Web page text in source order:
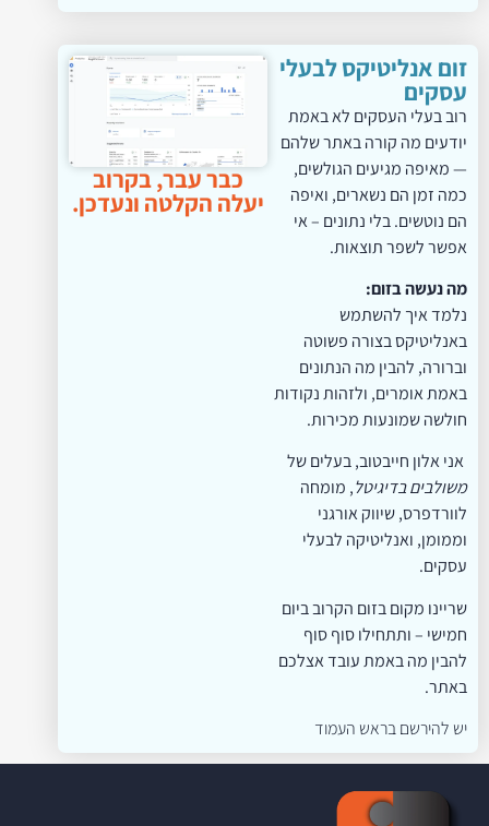
זום אנליטיקס לבעלי
עסקים
רוב בעלי העסקים לא באמת
יודעים מה קורה באתר שלהם
— מאיפה מגיעים הגולשים,
כמה זמן הם נשארים, ואיפה
הם נוטשים. בלי נתונים – אי
אפשר לשפר תוצאות.
מה נעשה בזום:
נלמד איך להשתמש
באנליטיקס בצורה פשוטה
וברורה, להבין מה הנתונים
באמת אומרים, ולזהות נקודות
חולשה שמונעות מכירות.
אני אלון חייבטוב, בעלים של
משולבים בדיגיטל, מומחה
לוורדפרס, שיווק אורגני
וממומן, ואנליטיקה לבעלי
עסקים.
שריינו מקום בזום הקרוב ביום
חמישי – ותתחילו סוף סוף
להבין מה באמת עובד אצלכם
באתר.
יש להירשם בראש העמוד
כבר עבר, בקרוב
יעלה הקלטה ונעדכן.